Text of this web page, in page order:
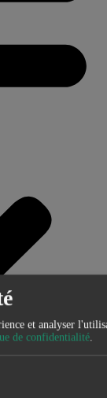
et analyser
de confidentialité.